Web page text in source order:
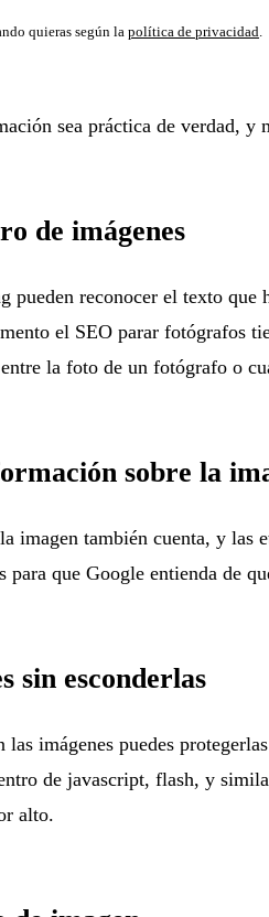
quieras según la política de privacidad
sea práctica de verdad, y
de imágenes
pueden reconocer el texto que
el SEO parar fotógrafos
la foto de un fotógrafo o
sobre la
imagen también cuenta, y las
que Google entienda de
sin esconderlas
imágenes puedes
de javascript, flash, y
alto.